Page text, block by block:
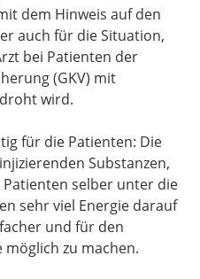
dem Hinweis auf den
auch für die Situation,
bei Patienten der
(GKV) mit
wird.
für die Patienten: Die
Substanzen,
selber unter die
sehr viel Energie darauf
und für den
zu machen.